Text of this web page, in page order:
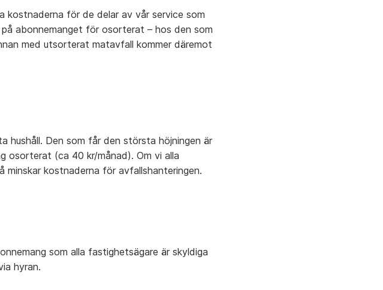
kostnaderna för de delar av vår service som
abonnemanget för osorterat – hos den som
med utsorterat matavfall kommer däremot
hushåll. Den som får den största höjningen är
osorterat (ca 40 kr/månad). Om vi alla
kostnaderna för avfallshanteringen.
som alla fastighetsägare är skyldiga
hyran.